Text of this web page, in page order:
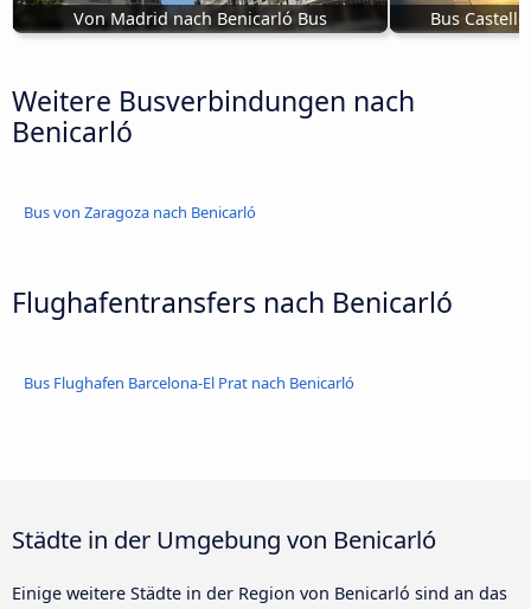
Von Madrid nach Benicarló Bus Bus
Weitere Busverbindungen nach
Benicarló
Bus von Zaragoza nach Benicarló
Flughafentransfers nach Benicarló
Bus Flughafen Barcelona-El Prat nach Benicarló
Städte in der Umgebung von Benicarló
Einige weitere Städte in der Region von Benicarló sind an das